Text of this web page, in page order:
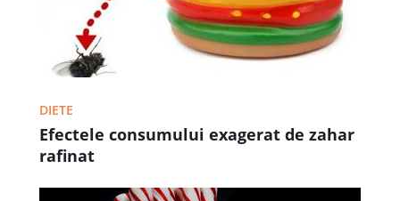
DIETE
Efectele consumului exagerat de zahar
rafinat